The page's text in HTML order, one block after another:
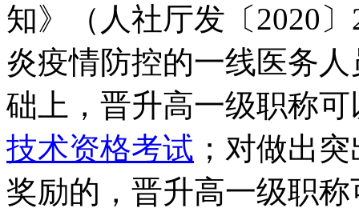
知》（人社厅发〔2020
炎疫情防控的一线医务
础上，晋升高一级职称
技术资格考试 ；对做出
奖励的，晋升高一级职